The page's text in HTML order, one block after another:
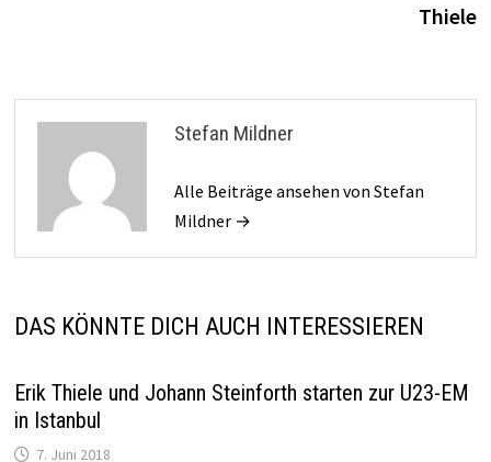
Thiele
Stefan Mildner
Alle Beiträge ansehen von Stefan
Mildner →
DAS KÖNNTE DICH AUCH INTERESSIEREN
Erik Thiele und Johann Steinforth starten zur U23-EM
in Istanbul
7. Juni 2018